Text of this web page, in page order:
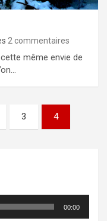
2 commentaires
même envie de
3 4
00:00